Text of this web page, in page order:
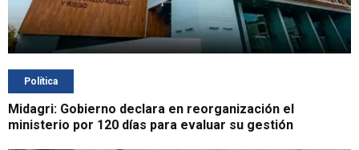
Política
Midagri: Gobierno declara en reorganización el
ministerio por 120 días para evaluar su gestión